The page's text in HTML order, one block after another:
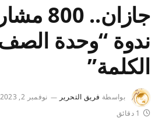
جازان..
ندوة “وحدة
الكلمة”
بواسطة فريق التحرير نوفمبر 2, 2023
1 دقائق